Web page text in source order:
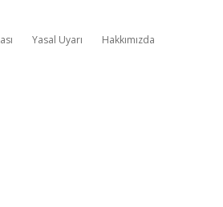
Yasal Uyarı Hakkımızda